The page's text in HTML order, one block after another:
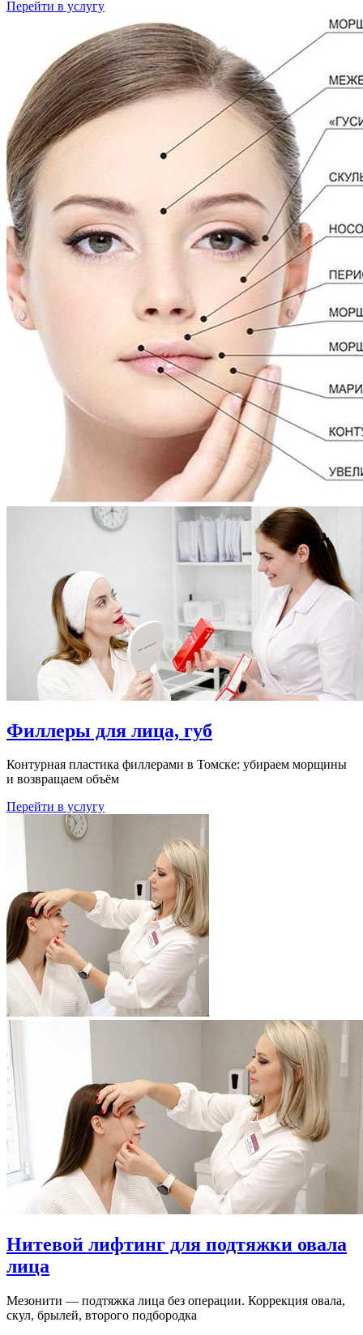
Перейти в услугу
Филлеры для лица, губ
Контурная пластика филлерами в Томске: убираем морщины
и возвращаем объём
Перейти в услугу
Нитевой лифтинг для подтяжки овала
лица
Мезонити — подтяжка лица без операции. Коррекция овала,
скул, брылей, второго подбородка